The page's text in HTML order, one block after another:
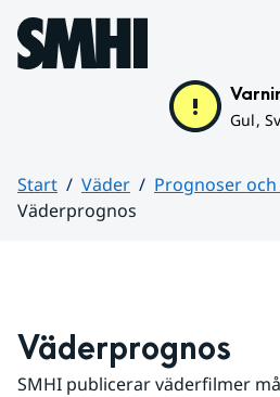
Hoppa till sidans innehåll
Gul,
Start Väder
Prognoser
Väderprognos
Väderprognos
SMHI publicerar väderfilmer